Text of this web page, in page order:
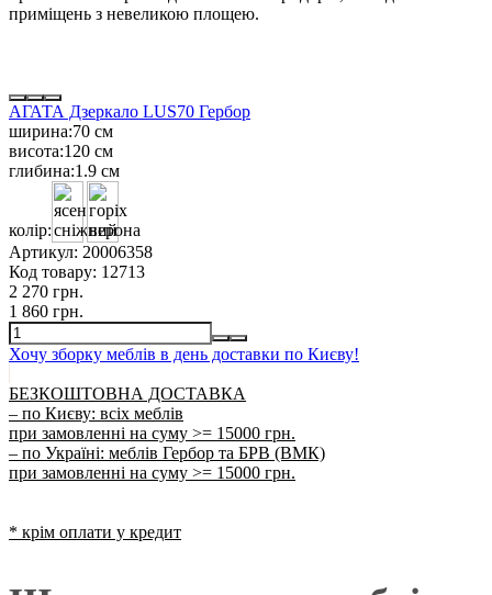
приміщень з невеликою площею.
АГАТА Дзеркало LUS70 Гербор
ширина:70 см
висота:120 см
глибина:1.9 см
колір:
Артикул: 20006358
Код товару: 12713
2 270 грн.
1 860 грн.
Хочу зборку меблів в день доставки по Києву!
БЕЗКОШТОВНА ДОСТАВКА
– по Києву: всіх меблів
при замовленні на суму >= 15000 грн.
– по Україні: меблів Гербор та БРВ (ВМК)
при замовленні на суму >= 15000 грн.
* крім оплати у кредит